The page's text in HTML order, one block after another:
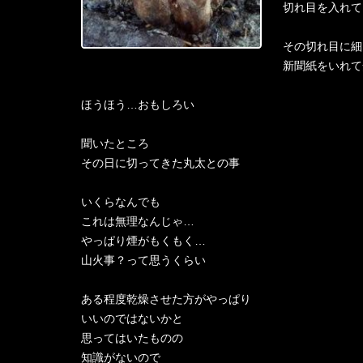
切れ目を入れて
その切れ目に
新聞紙をいれ
ほうほう…おもしろい
聞いたところ
その日に切ってきた丸太との事
いくらなんでも
これは無理なんじゃ…
やっぱり煙がもくもく…
山火事？って思うくらい
ある程度乾燥させた方がやっぱり
いいのではないかと
思ってはいたものの
知識がないので